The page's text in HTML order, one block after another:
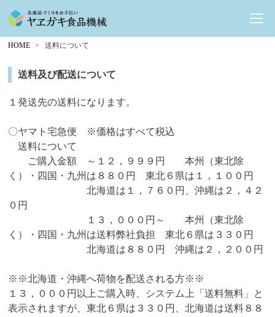
HOME 送料について
送料及び配送について
１発送先の送料になります。
〇ヤマト宅急便 ※価格はすべて税込
送料について
ご購入金額 ～１２，９９９円 本州（東北除
く）・四国・九州は８８０円 東北６県は１，１００円
北海道は１，７６０円、沖縄は２，４２
０円
１３，０００円～ 本州（東北除
く）・四国・九州は送料弊社負担 東北６県は３３０円
北海道は８８０円 沖縄は２，２００円
※※北海道・沖縄へ荷物を配送される方※※
１３，０００円以上ご購入時、システム上「送料無料」と
表示されますが、東北６県は３３０円、北海道は送料８８